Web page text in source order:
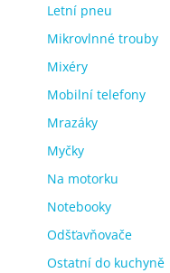
Letní pneu
Mikrovlnné trouby
Mixéry
Mobilní telefony
Mrazáky
Myčky
Na motorku
Notebooky
Odšťavňovače
Ostatní do kuchyně